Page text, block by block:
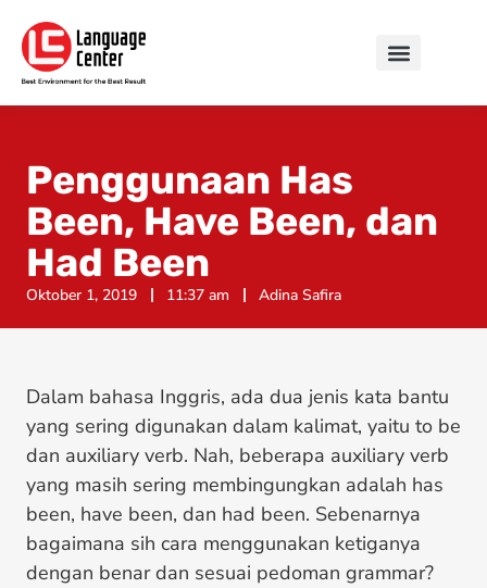
Penggunaan Has
Been, Have Been, dan
Had Been
Oktober 1, 2019 11:37 am Adina Safira
Dalam bahasa Inggris, ada dua jenis kata bantu
yang sering digunakan dalam kalimat, yaitu to be
dan auxiliary verb. Nah, beberapa auxiliary verb
yang masih sering membingungkan adalah has
been, have been, dan had been. Sebenarnya
bagaimana sih cara menggunakan ketiganya
dengan benar dan sesuai pedoman grammar?